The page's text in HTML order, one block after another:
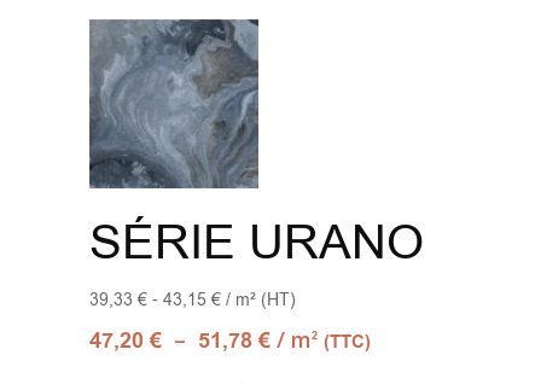
SÉRIE URANO
39,33 € - 43,15 € / m² (HT)
47,20€ – 51,78€ / m2 (TTC)